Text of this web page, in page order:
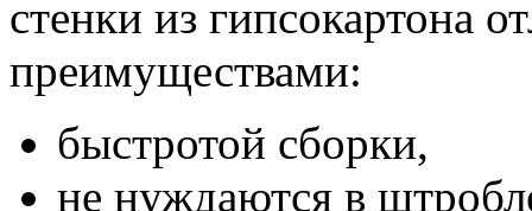
стенки из гипсокартона
преимуществами:
быстротой сборки,
не нуждаются в